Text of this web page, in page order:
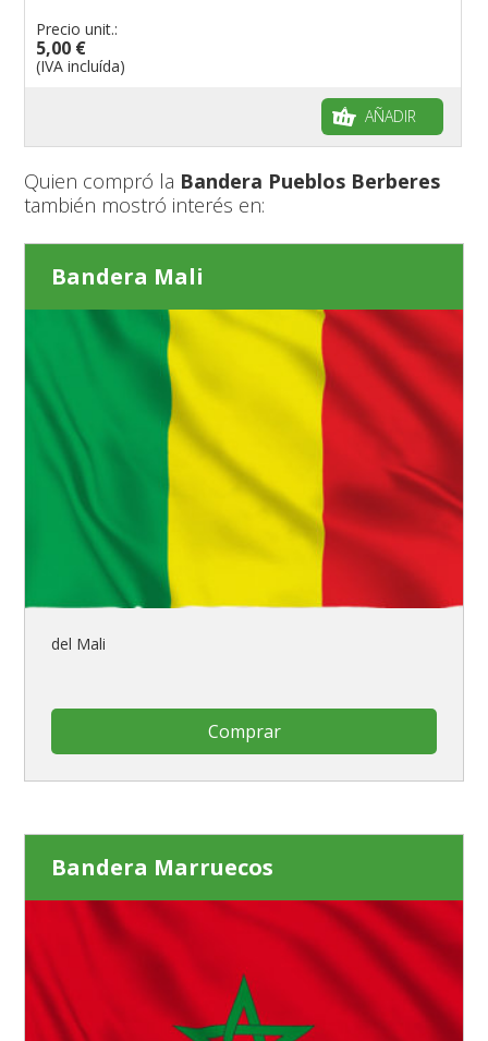
Precio unit.:
5,00 €
(IVA incluída)
AÑADIR
Quien compró la Bandera Pueblos Berberes
también mostró interés en:
Bandera Mali
del Mali
Comprar
Bandera Marruecos